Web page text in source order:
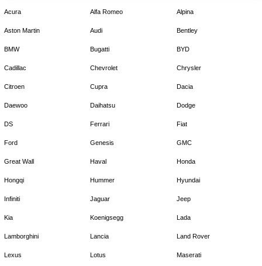
Acura Alfa Romeo Alpina
Aston Martin Audi Bentley
BMW Bugatti BYD
Cadillac Chevrolet Chrysler
Citroen Cupra Dacia
Daewoo Daihatsu Dodge
DS Ferrari Fiat
Ford Genesis GMC
Great Wall Haval Honda
Hongqi Hummer Hyundai
Infiniti Jaguar Jeep
Kia Koenigsegg Lada
Lamborghini Lancia Land Rover
Lexus Lotus Maserati